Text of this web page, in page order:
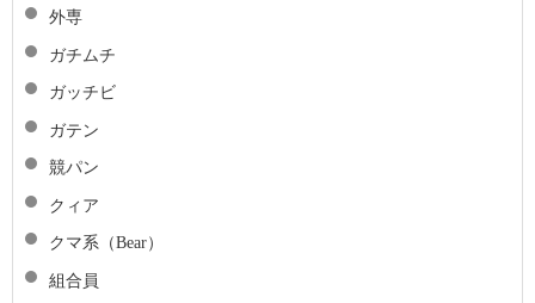
外専
ガチムチ
ガッチビ
ガテン
競パン
クィア
クマ系（Bear）
組合員